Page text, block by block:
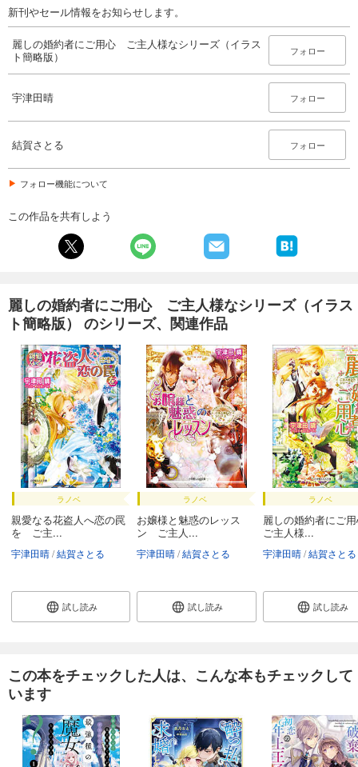
新刊やセール情報をお知らせします。
麗しの婚約者にご用心 ご主人様なシリーズ（イラス
ト簡略版）
フォロー
宇津田晴 フォロー
結賀さとる フォロー
フォロー機能について
この作品を共有しよう
麗しの婚約者にご用心 ご主人様なシリーズ（イラス
ト簡略版） のシリーズ、関連作品
ラノベ
親愛なる花盗人へ恋の罠
を ご主...
宇津田晴 結賀さとる
試し読み
ラノベ
お嬢様と魅惑のレッス
ン ご主人...
宇津田晴 結賀さとる
試し読み
ラノベ
麗しの婚約者にご
ご主人様...
宇津田晴 結賀さとる
試し読み
この本をチェックした人は、こんな本もチェックして
います